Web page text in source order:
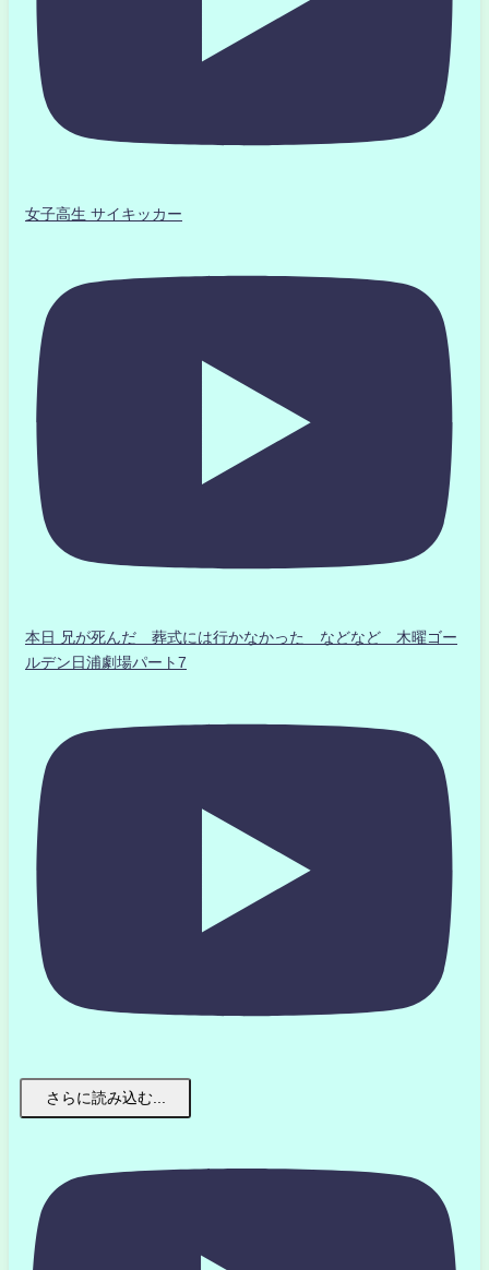
女子高生 サイキッカー
本日 兄が死んだ 葬式には行かなかった などなど 木曜ゴー
ルデン日浦劇場パート7
さらに読み込む...